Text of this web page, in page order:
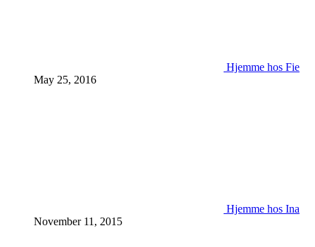
Hjemme hos Fie
May 25, 2016
Hjemme hos Ina
November 11, 2015